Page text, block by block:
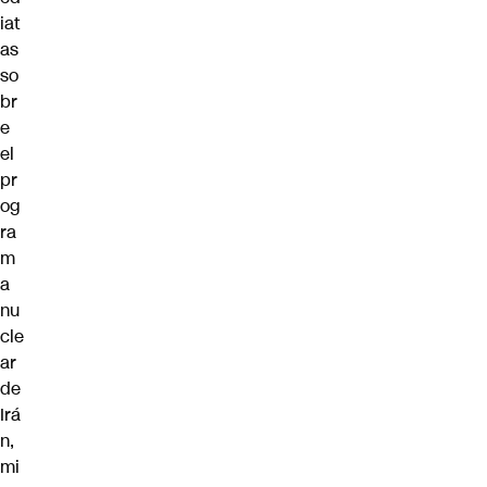
iat
as
so
br
e
el
pr
og
ra
m
a
nu
cle
ar
de
Irá
n,
mi